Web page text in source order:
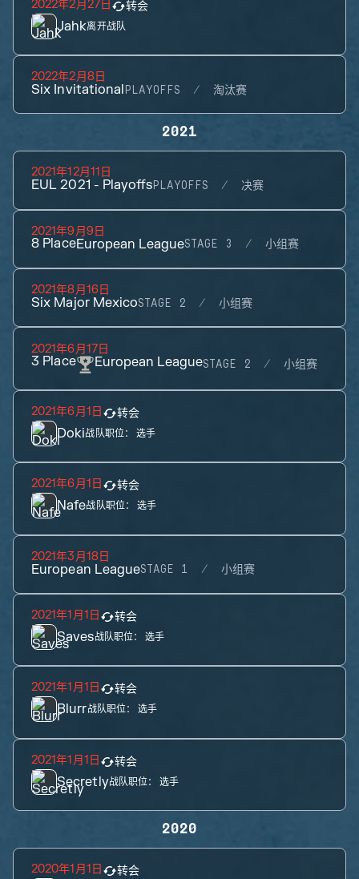
2022年2月27日 转会
Jahk离开战队
2022年2月8日
Six Invitational PLAYOFFS 淘汰赛
2021
2021年12月11日
EUL 2021 - PlayoffsPLAYOFFS 决赛
2021年9月9日
8 PlaceEuropean LeagueSTAGE 3 小组赛
2021年8月16日
Six Major MexicoSTAGE 2 小组赛
2021年6月17日
3 Place European LeagueSTAGE 2 小组赛
2021年6月1日 转会
Doki战队职位： 选手
2021年6月1日 转会
Nafe战队职位： 选手
2021年3月18日
European LeagueSTAGE 1 小组赛
2021年1月1日 转会
Saves战队职位： 选手
2021年1月1日 转会
Blurr战队职位： 选手
2021年1月1日 转会
Secretly战队职位： 选手
2020
2020年1月1日 转会